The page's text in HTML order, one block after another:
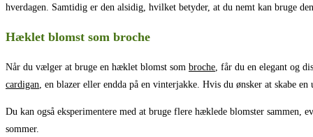
hverdagen. Samtidig er den alsidig, hvilket betyder, at du nemt kan bruge
Hæklet blomst som broche
Når du vælger at bruge en hæklet blomst som broche , får du en elegant og
cardigan , en blazer eller endda på en vinterjakke. Hvis du ønsker at skabe
Du kan også eksperimentere med at bruge flere hæklede blomster
sommer.